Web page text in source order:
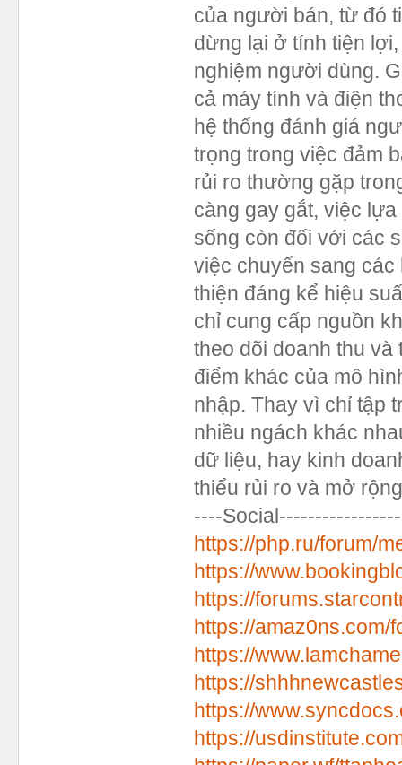
của người bán, từ đó
dừng lại ở tính tiện
nghiệm người dùng.
cả máy tính và điện
hệ thống đánh giá
trọng trong việc đảm
rủi ro thường gặp
càng gay gắt, việc
sống còn đối với các
việc chuyển sang
thiện đáng kể hiệu
chỉ cung cấp nguồn
theo dõi doanh thu
điểm khác của mô
nhập. Thay vì chỉ tập
nhiều ngách khác
dữ liệu, hay kinh
thiểu rủi ro và mở
----
https://php.ru/forum/
https://
https://
https://amaz0ns.com/
https://
https://
https://
https://